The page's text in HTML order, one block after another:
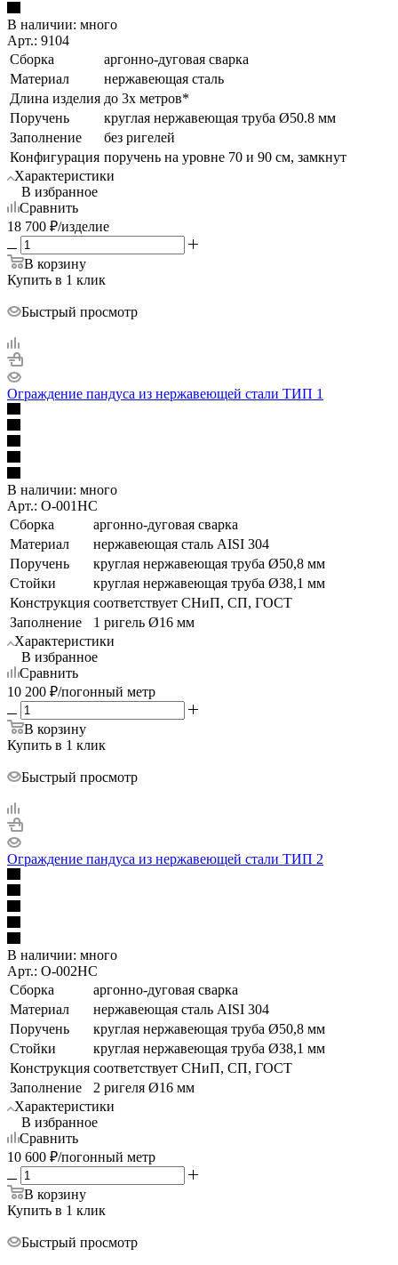
В наличии: много
Арт.: 9104
Сборка
аргонно-дуговая сварка
Материал
нержавеющая сталь
Длина изделия до 3х метров*
Поручень
круглая нержавеющая труба Ø50.8 мм
Заполнение
без ригелей
Конфигурация поручень на уровне 70 и 90 см, замкнут
Характеристики
В избранное
Сравнить
18 700 ₽/изделие
В корзину
Купить в 1 клик
Быстрый просмотр
Ограждение пандуса из нержавеющей стали ТИП 1
В наличии: много
Арт.: О-001НС
Сборка
аргонно-дуговая сварка
Материал
нержавеющая сталь AISI 304
Поручень
круглая нержавеющая труба Ø50,8 мм
Стойки
круглая нержавеющая труба Ø38,1 мм
Конструкция соответствует СНиП, СП, ГОСТ
Заполнение
1 ригель Ø16 мм
Характеристики
В избранное
Сравнить
10 200 ₽/погонный метр
В корзину
Купить в 1 клик
Быстрый просмотр
Ограждение пандуса из нержавеющей стали ТИП 2
В наличии: много
Арт.: О-002НС
Сборка
аргонно-дуговая сварка
Материал
нержавеющая сталь AISI 304
Поручень
круглая нержавеющая труба Ø50,8 мм
Стойки
круглая нержавеющая труба Ø38,1 мм
Конструкция соответствует СНиП, СП, ГОСТ
Заполнение
2 ригеля Ø16 мм
Характеристики
В избранное
Сравнить
10 600 ₽/погонный метр
В корзину
Купить в 1 клик
Быстрый просмотр